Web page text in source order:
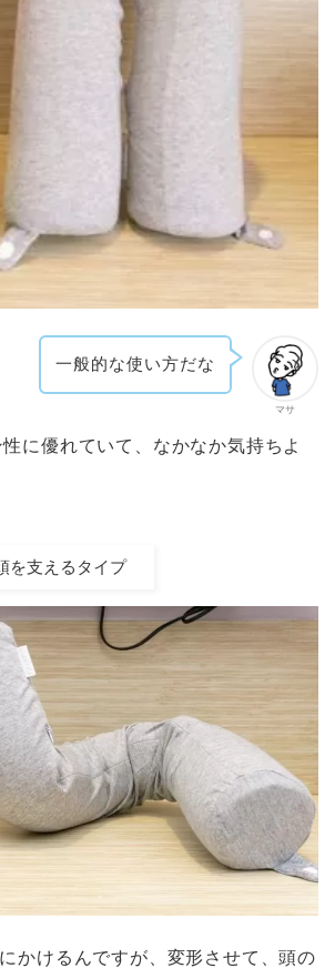
マサ
一般的な使い方だな
に優れていて、なかなか気持ちよ
を支えるタイプ
かけるんですが、変形させて、頭の